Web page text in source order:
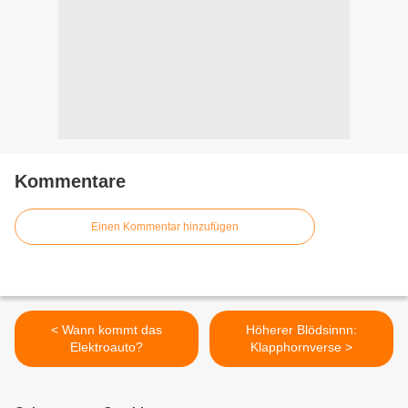
Kommentare
Einen Kommentar hinzufügen
< Wann kommt das
Elektroauto?
Höherer Blödsinnn:
Klapphornverse >